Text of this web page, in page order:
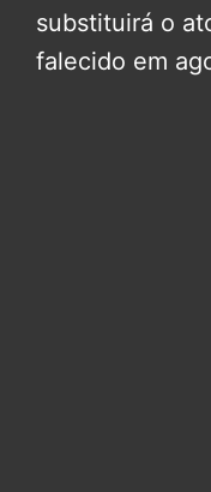
substituirá o
falecido em